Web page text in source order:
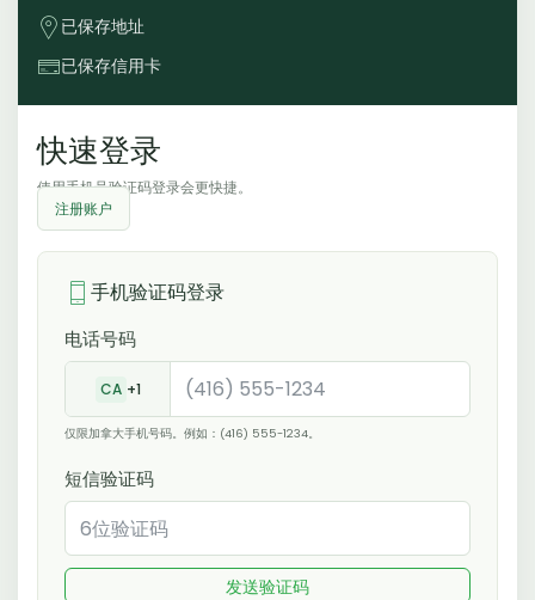
已保存地址
已保存信用卡
快速登录
使用手机号验证码登录会更快捷。
注册账户
手机验证码登录
电话号码
CA +1
仅限加拿大手机号码。例如：(416) 555-1234。
短信验证码
发送验证码